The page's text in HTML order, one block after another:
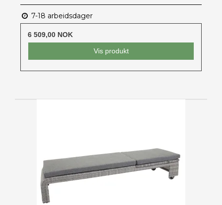
7-18 arbeidsdager
6 509,00 NOK
Vis produkt